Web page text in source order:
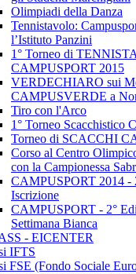
Olimpiadi della Danza
Tennistavolo:
l’Istituto Panzini
1° Torneo di
CAMPUSPORT 2015
VERDECHIARO sui
CAMPUSVERDE a
Tiro con l'Arco
1° Torneo Scacchistico
Torneo di SCACCHI
Corso al Centro
con la Campionessa
CAMPUSPORT 2014 -
Iscrizione
CAMPUSPORT - 2°
Settimana Bianca
- EICENTER
IFTS
FSE (Fondo Sociale